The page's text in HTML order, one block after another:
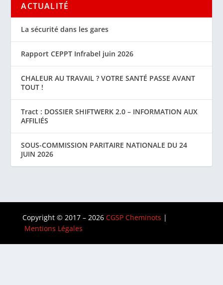
ACTUALITÉ
La sécurité dans les gares
Rapport CEPPT Infrabel juin 2026
CHALEUR AU TRAVAIL ? VOTRE SANTÉ PASSE AVANT
TOUT !
Tract : DOSSIER SHIFTWERK 2.0 – INFORMATION AUX
AFFILIÉS
SOUS-COMMISSION PARITAIRE NATIONALE DU 24
JUIN 2026
Copyright © 2017 – 2026 CGSP Cheminots |
Mentions Légales